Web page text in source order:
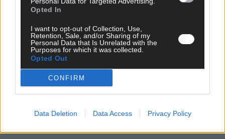
Opted In
I want to opt-out of Collection, Use,
Retention, Sale, and/or Sharing of my
Personal Data that Is Unrelated with the
Purposes for which it was collected.
Opted Out
CONFIRM
Data Deletion Data Access Privacy Policy